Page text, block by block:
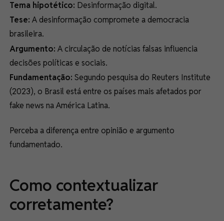
Tema hipotético: Desinformação digital.
Tese: A desinformação compromete a democracia
brasileira.
Argumento: A circulação de notícias falsas influencia
decisões políticas e sociais.
Fundamentação: Segundo pesquisa do Reuters Institute
(2023), o Brasil está entre os países mais afetados por
fake news na América Latina.
Perceba a diferença entre opinião e argumento
fundamentado.
Como contextualizar
corretamente?